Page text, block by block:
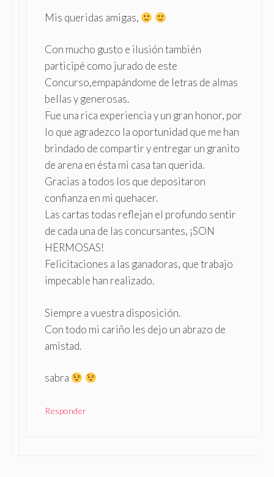
Mis queridas amigas,
Con mucho gusto e ilusión también
participé como jurado de este
Concurso,empapándome de letras de almas
bellas y generosas.
Fue una rica experiencia y un gran honor, por
lo que agradezco la oportunidad que me han
brindado de compartir y entregar un granito
de arena en ésta mi casa tan querida.
Gracias a todos los que depositaron
confianza en mi quehacer.
Las cartas todas reflejan el profundo sentir
de cada una de las concursantes, ¡SON
HERMOSAS!
Felicitaciones a las ganadoras, que trabajo
impecable han realizado.
Siempre a vuestra disposición.
Con todo mi cariño les dejo un abrazo de
amistad.
sabra
Responder